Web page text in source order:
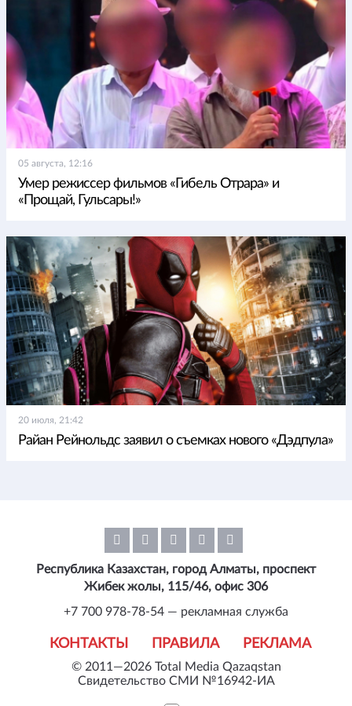
05 августа, 12:16
Умер режиссер фильмов «Гибель Отрара» и
«Прощай, Гульсары!»
20 июля, 21:42
Райан Рейнольдс заявил о съемках нового «Дэдпула»
© 2011—2026 Total Media Qazaqstan
Свидетельство СМИ №16942-ИА
КОНТАКТЫ ПРАВИЛА РЕКЛАМА
Республика Казахстан, город Алматы, проспект
Жибек жолы, 115/46, офис 306
+7 700 978-78-54 — рекламная служба